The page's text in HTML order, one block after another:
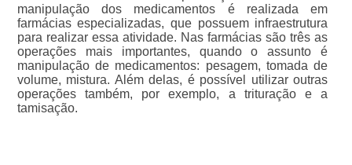
manipulação dos medicamentos é realizada em
farmácias especializadas, que possuem infraestrutura
para realizar essa atividade. Nas farmácias são três as
operações mais importantes, quando o assunto é
manipulação de medicamentos: pesagem, tomada de
volume, mistura. Além delas, é possível utilizar outras
operações também, por exemplo, a trituração e a
tamisação.